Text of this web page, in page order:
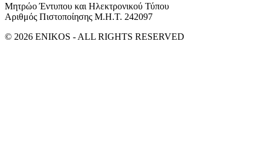
Μητρώο Έντυπου και Ηλεκτρονικού Τύπου
Αριθμός Πιστοποίησης Μ.Η.Τ. 242097
© 2026 ENIKOS - ALL RIGHTS RESERVED